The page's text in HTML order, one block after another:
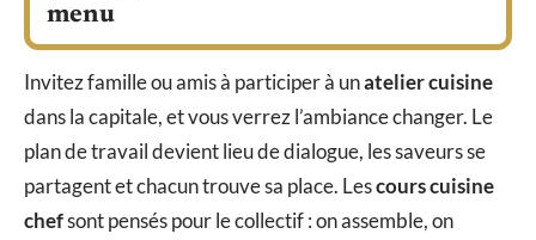
menu
Invitez famille ou amis à participer à unatelier cuisine
dans la capitale, et vous verrez l’ambiance changer. Le
plan de travail devient lieu de dialogue, les saveurs se
partagent et chacun trouve sa place. Lescours cuisine
chefsont pensés pour le collectif : on assemble, on